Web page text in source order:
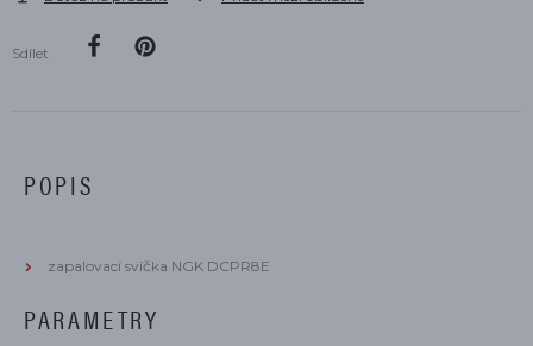
Sdílet
POPIS
zapalovací svíčka NGK DCPR8E
PARAMETRY